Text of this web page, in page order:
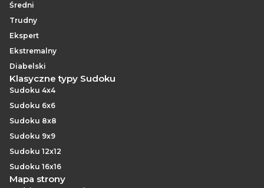
Średni
Trudny
Ekspert
Ekstremalny
Diabelski
Klasyczne typy Sudoku
Sudoku 4x4
Sudoku 6x6
Sudoku 8x8
Sudoku 9x9
Sudoku 12x12
Sudoku 16x16
Mapa strony